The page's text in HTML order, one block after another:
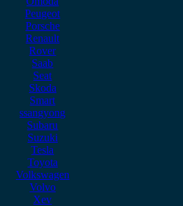
Peugeot
Porsche
Renault
Rover
Saab
Seat
Skoda
Smart
ssangyong
Subaru
Suzuki
Tesla
Toyota
Volkswagen
Volvo
Xev